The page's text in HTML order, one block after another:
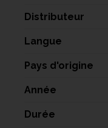
Distributeur
Langue
Pays d'origine
Année
Durée